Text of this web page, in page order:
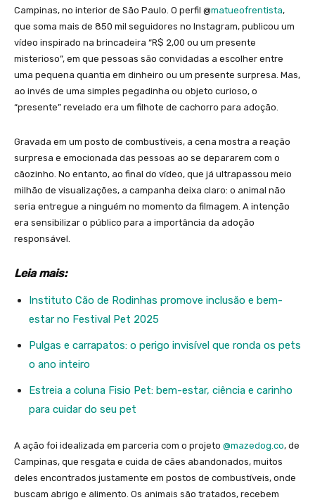
Campinas, no interior de São Paulo. O perfil @matueofrentista,
que soma mais de 850 mil seguidores no Instagram, publicou um
vídeo inspirado na brincadeira “R$ 2,00 ou um presente
misterioso”, em que pessoas são convidadas a escolher entre
uma pequena quantia em dinheiro ou um presente surpresa. Mas,
ao invés de uma simples pegadinha ou objeto curioso, o
“presente” revelado era um filhote de cachorro para adoção.
Gravada em um posto de combustíveis, a cena mostra a reação
surpresa e emocionada das pessoas ao se depararem com o
cãozinho. No entanto, ao final do vídeo, que já ultrapassou meio
milhão de visualizações, a campanha deixa claro: o animal não
seria entregue a ninguém no momento da filmagem. A intenção
era sensibilizar o público para a importância da adoção
responsável.
Leia mais:
Instituto Cão de Rodinhas promove inclusão e bem-
estar no Festival Pet 2025
Pulgas e carrapatos: o perigo invisível que ronda os pets
o ano inteiro
Estreia a coluna Fisio Pet: bem-estar, ciência e carinho
para cuidar do seu pet
A ação foi idealizada em parceria com o projeto @mazedog.co, de
Campinas, que resgata e cuida de cães abandonados, muitos
deles encontrados justamente em postos de combustíveis, onde
buscam abrigo e alimento. Os animais são tratados, recebem